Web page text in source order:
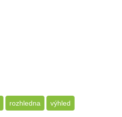
rozhledna výhled